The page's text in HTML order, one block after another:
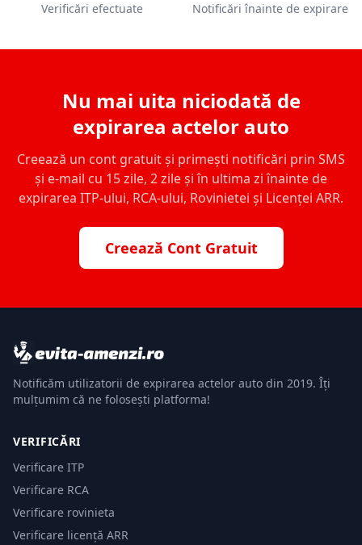
Verificări efectuate Notificări înainte de expirare
Nu mai uita niciodată de
expirarea actelor auto
Creează un cont gratuit și primești notificări prin SMS
și e-mail cu 15 zile, 2 zile și în ultima zi înainte de
expirarea ITP-ului, RCA-ului, Rovinietei și Licenței ARR.
Creează Cont Gratuit
Notificăm utilizatorii de expirarea actelor auto din 2019. Îți
mulțumim că ne folosești platforma!
VERIFICĂRI
Verificare ITP
Verificare RCA
Verificare rovinieta
Verificare licență ARR